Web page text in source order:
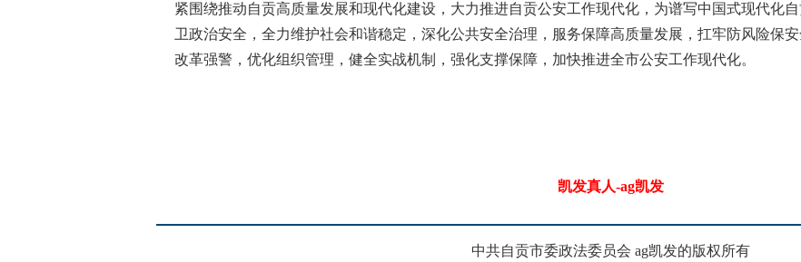
紧围绕推动自贡高质量发展和现代化建设，大力推进自贡公安工作现代化，为谱写中国式现代化
卫政治安全，全力维护社会和谐稳定，深化公共安全治理，服务保障高质量发展，扛牢防风险保
改革强警，优化组织管理，健全实战机制，强化支撑保障，加快推进全市公安工作现代化。
凯发真人-ag凯发
中共自贡市委政法委员会 ag凯发的版权所有